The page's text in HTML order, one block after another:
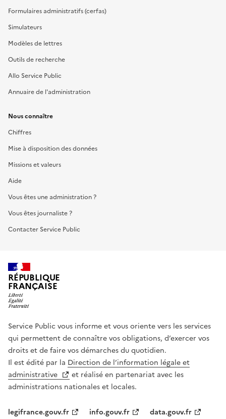
Formulaires administratifs (cerfas)
Simulateurs
Modèles de lettres
Outils de recherche
Allo Service Public
Annuaire de l'administration
Nous connaître
Chiffres
Mise à disposition des données
Missions et valeurs
Aide
Vous êtes une administration ?
Vous êtes journaliste ?
Contacter Service Public
RÉPUBLIQUE
FRANÇAISE
Service Public vous informe et vous oriente vers les services
qui permettent de connaître vos obligations, d’exercer vos
droits et de faire vos démarches du quotidien.
Il est édité par la Direction de l’information légale et
administrative
et réalisé en partenariat avec les
administrations nationales et locales.
legifrance.gouv.fr info.gouv.fr data.gouv.fr